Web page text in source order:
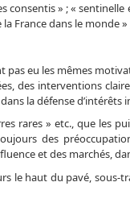
consentis » ; « sentinelle
la France dans le
pas eu les mêmes
des interventions
la défense d’intérêts
rares » etc., que les
des
et des marchés,
le haut du pavé,